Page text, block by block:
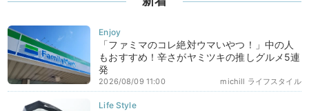
「ファミマのコレ絶対ウマいやつ！」中の人
もおすすめ！辛さがヤミツキの推しグルメ5連
発
michill ライフスタイル
2026/08/09 11:00